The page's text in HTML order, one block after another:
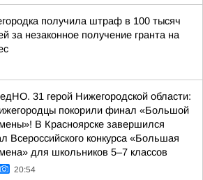
получила штраф в 100 тысяч
за незаконное получение гранта на
31 герой Нижегородской области:
покорили финал «Большой
В Красноярске завершился
Всероссийского конкурса «Большая
для школьников 5–7 классов
20:54